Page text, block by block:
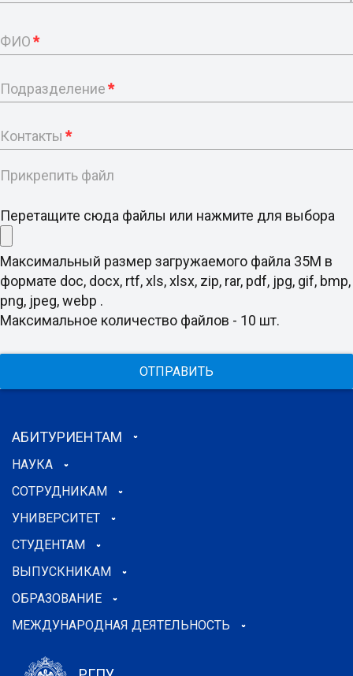
ФИО*
Подразделение*
Контакты *
Прикрепить файл
Перетащите сюда файлы или нажмите для выбора
Максимальный размер загружаемого файла 35M в
формате doc, docx, rtf, xls, xlsx, zip, rar, pdf, jpg, gif, bmp,
png, jpeg, webp .
Максимальное количество файлов - 10 шт.
ОТПРАВИТЬ
АБИТУРИЕНТАМ
НАУКА
СОТРУДНИКАМ
УНИВЕРСИТЕТ
СТУДЕНТАМ
ВЫПУСКНИКАМ
ОБРАЗОВАНИЕ
МЕЖДУНАРОДНАЯ ДЕЯТЕЛЬНОСТЬ